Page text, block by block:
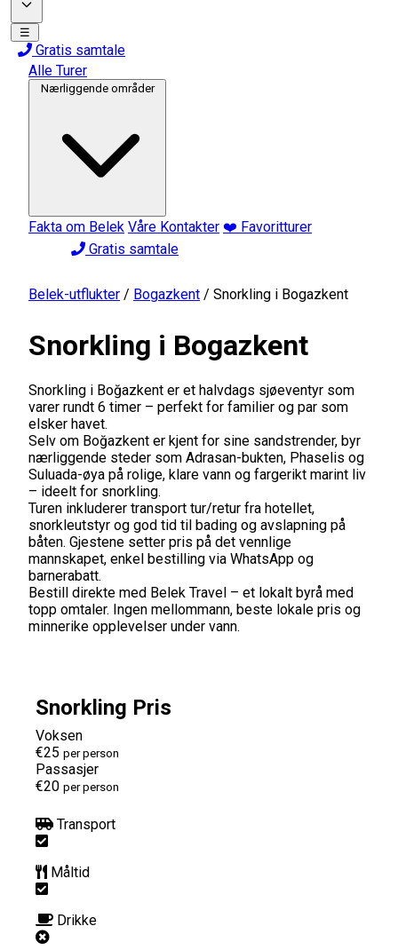
☰
Gratis samtale
Alle Turer
Nærliggende områder
Fakta om Belek Våre Kontakter ❤️ Favoritturer
Gratis samtale
Belek-utflukter / Bogazkent / Snorkling i Bogazkent
Snorkling i Bogazkent
Snorkling i Boğazkent er et halvdags sjøeventyr som
varer rundt 6 timer – perfekt for familier og par som
elsker havet.
Selv om Boğazkent er kjent for sine sandstrender, byr
nærliggende steder som Adrasan-bukten, Phaselis og
Suluada-øya på rolige, klare vann og fargerikt marint liv
– ideelt for snorkling.
Turen inkluderer transport tur/retur fra hotellet,
snorkleutstyr og god tid til bading og avslapning på
båten. Gjestene setter pris på det vennlige
mannskapet, enkel bestilling via WhatsApp og
barnerabatt.
Bestill direkte med Belek Travel – et lokalt byrå med
topp omtaler. Ingen mellommann, beste lokale pris og
minnerike opplevelser under vann.
Snorkling Pris
Voksen
€25 per person
Passasjer
€20 per person
Transport
Måltid
Drikke